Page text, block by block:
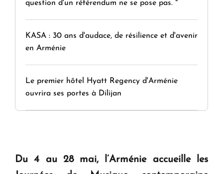
question d'un référendum ne se pose pas. "
KASA : 30 ans d'audace, de résilience et d'avenir
en Arménie
Le premier hôtel Hyatt Regency d'Arménie
ouvrira ses portes à Dilijan
Du 4 au 28 mai, l’Arménie accueille les